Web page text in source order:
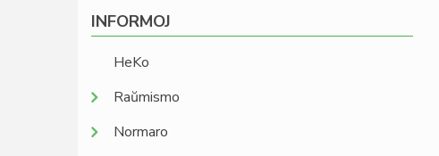
INFORMOJ
HeKo
Raŭmismo
Normaro